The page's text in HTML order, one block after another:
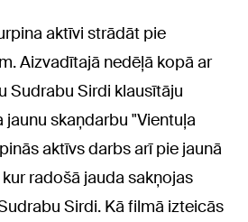
aktīvi strādāt pie
Aizvadītajā nedēļā kopā ar
Sudrabu Sirdi klausītāju
skaņdarbu "Vientuļa
aktīvs darbs arī pie jaunā
radošā jauda sakņojas
Sirdi. Kā filmā izteicās